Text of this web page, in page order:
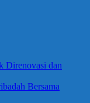
Direnovasi dan
Bersama